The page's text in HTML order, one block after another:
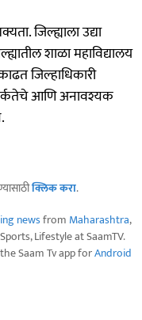
जिल्ह्याला उद्या
शाळा महाविद्यालय
जिल्हाधिकारी
आणि अनावश्यक
क्लिक करा.
newsfrom Maharashtra,
Lifestyle at SaamTV.
Saam Tv app forAndroid